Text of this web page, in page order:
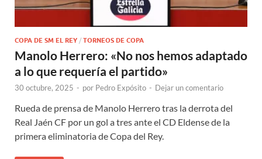
COPA DE SM EL REY / TORNEOS DE COPA
Manolo Herrero: «No nos hemos adaptado
a lo que requería el partido»
30 octubre, 2025 - por Pedro Expósito - Dejar un comentario
Rueda de prensa de Manolo Herrero tras la derrota del
Real Jaén CF por un gol a tres ante el CD Eldense de la
primera eliminatoria de Copa del Rey.